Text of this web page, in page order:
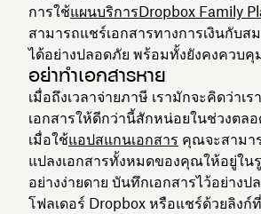
การใช้แผนบริการDropbox Family
สามารถแชร์เอกสารทางการเงินกับส
ได้อย่างปลอดภัย พร้อมทั้งยังคงควบคุ
อย่าทำเอกสารหาย
เมื่อถึงเวลาจ่ายภาษี เรามักจะคิดว่าเร
เอกสารให้ดีกว่านี้สักหน่อยในช่วงตล
เมื่อใช้แอปสแกนเอกสาร คุณจะสามา
แปลงเอกสารทั้งหมดของคุณให้อยู่ใน
อย่างง่ายดาย บันทึกเอกสารไว้อย่างป
โฟลเดอร์ Dropbox หรือแชร์ด้วยลิงก์